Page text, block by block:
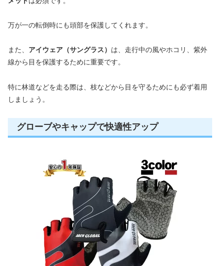
万が一の転倒時にも頭部を保護してくれます。
また、 アイウェア（サングラス） は、走行中の風やホコリ、紫外
線から目を保護するために重要です。
特に林道などを走る際は、枝などから目を守るためにも必ず着用
しましょう。
グローブやキャップで快適性アップ